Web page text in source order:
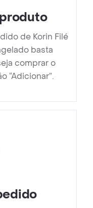
de Korin Filé
basta
comprar o
“Adicionar”.